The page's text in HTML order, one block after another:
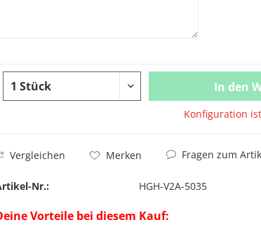
In den
Konfiguration
Vergleichen Merken Fragen zum
Nr.: HGH-V2A-5035
Vorteile bei diesem Kauf: